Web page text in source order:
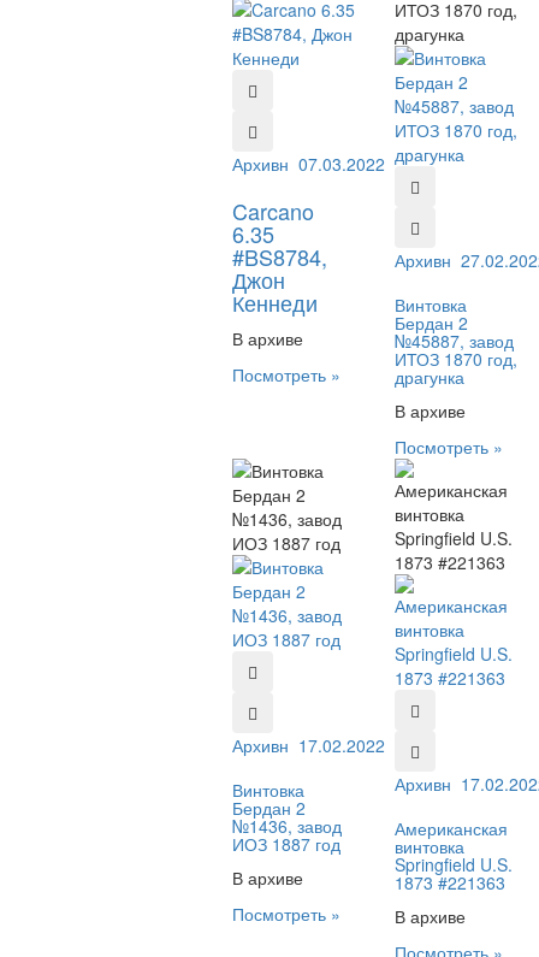
Архивный №:BS8784
07.03.2022
Carcano
6.35
#BS8784,
Джон
Кеннеди
В архиве
Посмотреть »
Архивный №:
Винтовка
Бердан 2
№45887, завод
ИТОЗ 1870 год,
драгунка
В архиве
Посмотреть »
Архивный №:1436
17.02.2022
Винтовка
Бердан 2
№1436, завод
ИОЗ 1887 год
В архиве
Посмотреть »
Архивный №:
Американская
винтовка
Springfield U.S.
1873 #221363
В архиве